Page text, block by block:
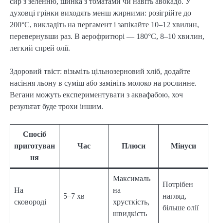
духовці грінки виходять менш жирними: розігрійте до
200°C, викладіть на пергамент і запікайте 10–12 хвилин,
перевернувши раз. В аерофритюрі — 180°C, 8–10 хвилин,
легкий спрей олії.
Здоровий твіст: візьміть цільнозерновий хліб, додайте
насіння льону в суміш або замініть молоко на рослинне.
Вегани можуть експериментувати з аквафабою, хоч
результат буде трохи іншим.
Спосіб
приготуван
ня
Час Плюси Мінуси
На
сковороді
5–7 хв
Максималь
на
хрусткість,
швидкість
Потрібен
нагляд,
більше олії